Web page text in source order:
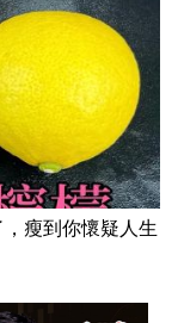
瘦到你懷疑人生